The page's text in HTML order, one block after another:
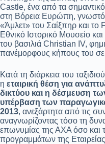
Castle, ένα από τα
στη Βόρεια Ευρώπη,
«Άμλετ» του Σαίξπηρ και
Εθνικό Ιστορικό Μουσείο
του βασιλιά Christian IV,
πανέμορφους κήπους του
Κατά τη διάρκεια του
η εταιρική θέση για
δικτύου και η δέσμευση
υπέρβαση των
2013, ανεξάρτητα από τις
αναγνωρίζοντας τόσο τη
επωνυμίας της ΑΧΑ όσο και
προγραμμάτων της